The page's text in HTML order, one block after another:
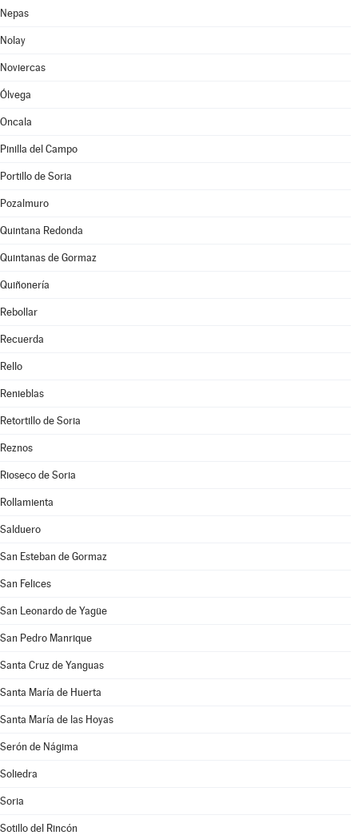
Nepas
Nolay
Noviercas
Ólvega
Oncala
Pinilla del Campo
Portillo de Soria
Pozalmuro
Quintana Redonda
Quintanas de Gormaz
Quiñonería
Rebollar
Recuerda
Rello
Renieblas
Retortillo de Soria
Reznos
Rioseco de Soria
Rollamienta
Salduero
San Esteban de Gormaz
San Felices
San Leonardo de Yagüe
San Pedro Manrique
Santa Cruz de Yanguas
Santa María de Huerta
Santa María de las Hoyas
Serón de Nágima
Soliedra
Soria
Sotillo del Rincón